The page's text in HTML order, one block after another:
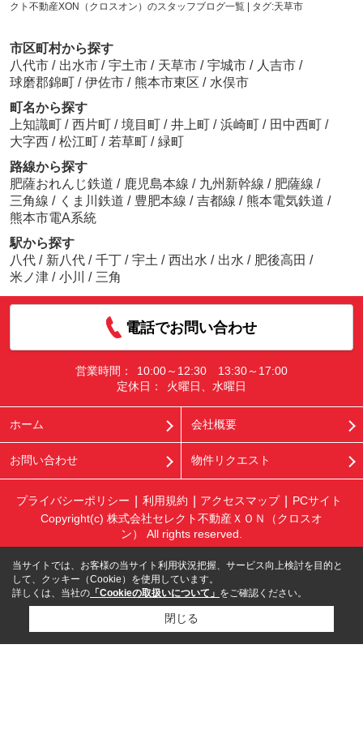
クト不動産XON（クロスオン）のスタッフブログ一覧 | タグ:天草市
市区町村から探す
八代市 / 出水市 / 宇土市 / 天草市 / 宇城市 / 人吉市 /
球磨郡錦町 / 伊佐市 / 熊本市東区 / 水俣市
町名から探す
上知識町 / 西片町 / 境目町 / 井上町 / 浜崎町 / 田中西町 /
大字西 / 松江町 / 若草町 / 緑町
路線から探す
肥薩おれんじ鉄道 / 鹿児島本線 / 九州新幹線 / 肥薩線 /
三角線 / くま川鉄道 / 豊肥本線 / 吉都線 / 熊本電気鉄道 /
熊本市電A系統
駅から探す
八代 / 新八代 / 千丁 / 宇土 / 西出水 / 出水 / 肥後高田 /
米ノ津 / 小川 / 三角
電話でお問い合わせ
営業時間：
10:00～12:30 13:30～17:00
定休日：
火曜日、水曜日
ホーム 会社概要
お問い合わせ 物件リクエスト
プライバシーポリシー 利用規約 アクセスマップ
PCサイト
Copyright(c) 株式会社セレクト不動産ＸＯＮ（クロスオ
ン） All rights reserved.
当サイトでは、お客様の当サイト利用状況把握、サービス向上検討を目的と
して、クッキー（Cookie）を使用しています。
詳しくは、当社の 「Cookieの取扱いについて」 をご確認ください。
閉じる